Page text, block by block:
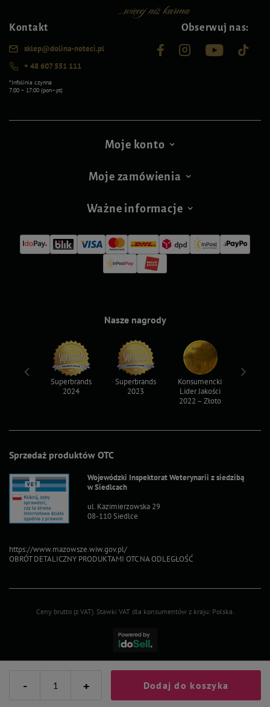
- + Dodaj do koszyka
Kontakt
sklep@dolina-noteci.pl
+ 48 607 551 111
*Infolinia czynna
7:00 – 17:00 (pon–pt)
Obserwuj nas:
Moje konto
Moje zamówienia
Ważne informacje
Sprzedaż produktów OTC
Wojewódzki Inspektorat Weterynarii z siedzibą
w Siedlcach
ul. Kazimierzowska 29
08-110 Siedlce
https://www.mazowsze.wiw.gov.pl/
OBRÓT DETALICZNY PRODUKTAMI OTC NA ODLEGŁOŚĆ
Nasze nagrody
Superbrands
2024
Superbrands
2023
Konsumencki
Lider Jakości
2022 – Złoto
Ceny brutto (z VAT). Stawki VAT dla konsumentów z kraju: Polska